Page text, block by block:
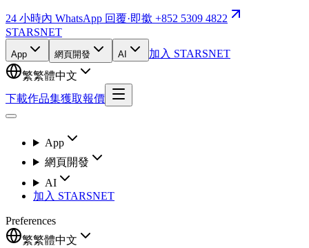
24 小時內 WhatsApp 回覆·即撳 +852 5309 4822
STARSNET
App 網頁開發 AI
加入 STARSNET
繁繁體中文
下載作品集獲取報價
App
網頁開發
AI
加入 STARSNET
Preferences
繁繁體中文